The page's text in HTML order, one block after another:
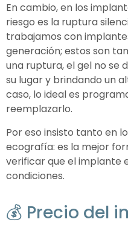
En cambio, en los
riesgo es la ruptura
trabajamos con
generación; estos son
una ruptura, el gel no se
su lugar y brindando un
caso, lo ideal es
reemplazarlo.
Por eso insisto tanto en
ecografía: es la mejor
verificar que el implante
condiciones.
💰 Precio del